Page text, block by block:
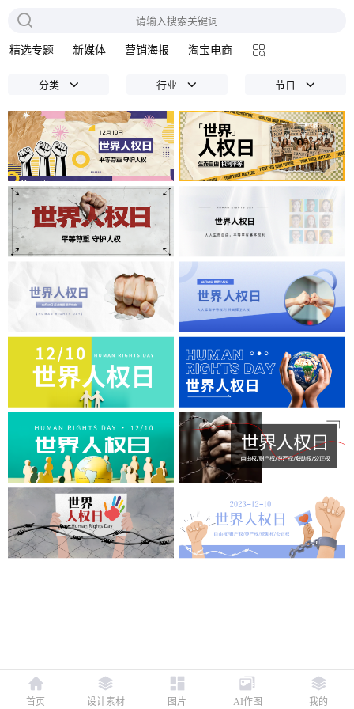
精选专题 新媒体 营销海报 淘宝电商
分类 行业 节日
首页 设计素材 图片 AI作图 我的